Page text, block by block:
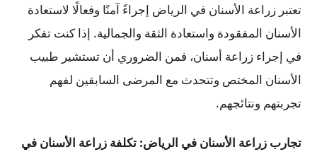
تعتبر زراعة الأسنان في الرياض إجراءً آمنًا وفعالًا لاستعادة
الأسنان المفقودة واستعادة الثقة والجمالية. إذا كنت تفكر
في إجراء زراعة أسنان، فمن الضروري أن تستشير طبيب
الأسنان المختص وتتحدث مع المرضى السابقين لفهم
تجربتهم ونتائجهم.
تجارب زراعة الأسنان في الرياض: تكلفة زراعة الأسنان في